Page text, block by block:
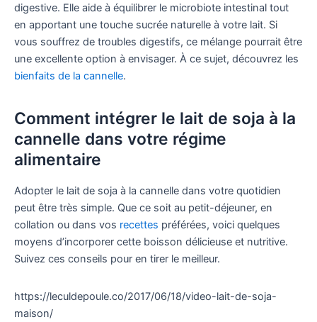
digestive. Elle aide à équilibrer le microbiote intestinal tout
en apportant une touche sucrée naturelle à votre lait. Si
vous souffrez de troubles digestifs, ce mélange pourrait être
une excellente option à envisager. À ce sujet, découvrez les
bienfaits de la cannelle.
Comment intégrer le lait de soja à la
cannelle dans votre régime
alimentaire
Adopter le lait de soja à la cannelle dans votre quotidien
peut être très simple. Que ce soit au petit-déjeuner, en
collation ou dans vos recettes préférées, voici quelques
moyens d’incorporer cette boisson délicieuse et nutritive.
Suivez ces conseils pour en tirer le meilleur.
https://leculdepoule.co/2017/06/18/video-lait-de-soja-
maison/